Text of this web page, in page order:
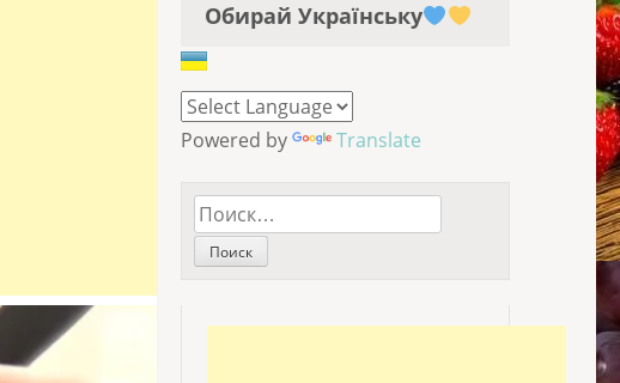
Обирай Українську
Powered by Translate
Найти: